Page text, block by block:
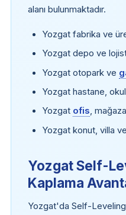
alanı bulunmaktadır.
Yozgat fabrika ve
Yozgat depo ve
Yozgat otopark ve
Yozgat hastane,
Yozgat ofis,
Yozgat konut, villa
Yozgat Self-
Kaplama
Yozgat'da Self-